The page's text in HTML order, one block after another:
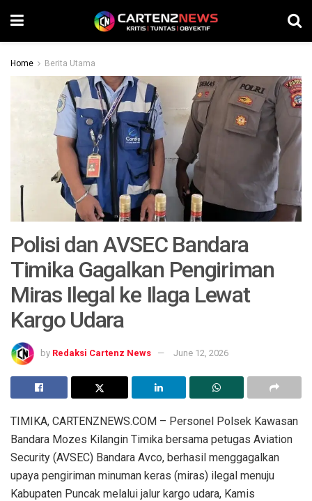
Home Berita Utama
Polisi dan AVSEC Bandara
Timika Gagalkan Pengiriman
Miras Ilegal ke Ilaga Lewat
Kargo Udara
by Redaksi Cartenz News June 12, 2026
TIMIKA, CARTENZNEWS.COM – Personel Polsek Kawasan
Bandara Mozes Kilangin Timika bersama petugas Aviation
Security (AVSEC) Bandara Avco, berhasil menggagalkan
upaya pengiriman minuman keras (miras) ilegal menuju
Kabupaten Puncak melalui jalur kargo udara, Kamis